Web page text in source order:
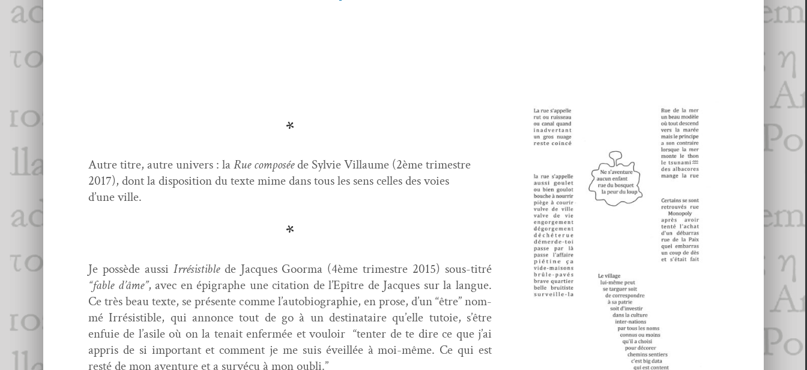
*
Autre titre, autre univers : laRue com­poséede Sylvie Vil­laume (2ème trimestre
2017), dont la dis­po­si­tion du texte mime dans tous les sens celles des voies
d’une ville.
*
Je pos­sède aus­si Irré­sistiblede Jacques Goor­ma (4ème trimestre 2015) sous-titré
“fable d’âme”, avec en épigraphe une cita­tion de l’Epître de Jacques sur la langue.
Ce très beau texte, se présente comme l’au­to­bi­ogra­phie, en prose, d’un “être” nom­
mé Irré­sistible, qui annonce tout de go à un des­ti­nataire qu’elle tutoie, s’être
enfuie de l’asile où on la tenait enfer­mée et vouloir “ten­ter de te dire ce que j’ai
appris de si impor­tant et com­ment je me suis éveil­lée à moi-même. Ce qui est
resté de mon aven­ture et a survécu à mon oubli.”